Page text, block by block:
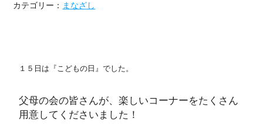
カテゴリー： まなざし
１５日は『こどもの日』でした。
父母の会の皆さんが、楽しいコーナーをたくさん
用意してくださいました！